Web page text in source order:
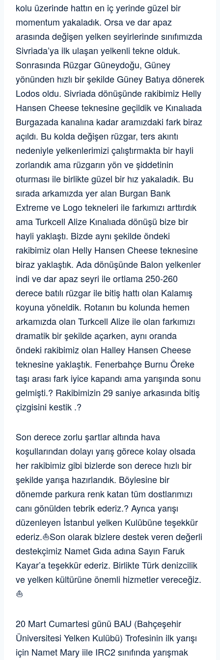
kolu üzerinde hattın en iç yerinde güzel bir
momentum yakaladık. Orsa ve dar apaz
arasında değişen yelken seyirlerinde sınıfımızda
Sivriada’ya ilk ulaşan yelkenli tekne olduk.
Sonrasında Rüzgar Güneydoğu, Güney
yönünden hızlı bir şekilde Güney Batıya dönerek
Lodos oldu. Sivriada dönüşünde rakibimiz Helly
Hansen Cheese teknesine geçildik ve Kınalıada
Burgazada kanalına kadar aramızdaki fark biraz
açıldı. Bu kolda değişen rüzgar, ters akıntı
nedeniyle yelkenlerimizi çalıştırmakta bir hayli
zorlandık ama rüzgarın yön ve şiddetinin
oturması ile birlikte güzel bir hız yakaladık. Bu
sırada arkamızda yer alan Burgan Bank
Extreme ve Logo tekneleri ile farkımızı arttırdık
ama Turkcell Alize Kınalıada dönüşü bize bir
hayli yaklaştı. Bizde aynı şekilde öndeki
rakibimiz olan Helly Hansen Cheese teknesine
biraz yaklaştık. Ada dönüşünde Balon yelkenler
indi ve dar apaz seyri ile ortlama 250-260
derece batılı rüzgar ile bitiş hattı olan Kalamış
koyuna yöneldik. Rotanın bu kolunda hemen
arkamızda olan Turkcell Alize ile olan farkımızı
dramatik bir şekilde açarken, aynı oranda
öndeki rakibimiz olan Halley Hansen Cheese
teknesine yaklaştık. Fenerbahçe Burnu Öreke
taşı arası fark iyice kapandı ama yarışında sonu
gelmişti.? Rakibimizin 29 saniye arkasında bitiş
çizgisini kestik .?
Son derece zorlu şartlar altında hava
koşullarından dolayı yarış görece kolay olsada
her rakibimiz gibi bizlerde son derece hızlı bir
şekilde yarışa hazırlandık. Böylesine bir
dönemde parkura renk katan tüm dostlarımızı
canı gönülden tebrik ederiz.? Ayrıca yarışı
düzenleyen İstanbul yelken Kulübüne teşekkür
ederiz.⛵️Son olarak bizlere destek veren değerli
destekçimiz Namet Gıda adına Sayın Faruk
Kayar’a teşekkür ederiz. Birlikte Türk denizcilik
ve yelken kültürüne önemli hizmetler vereceğiz.
⛵️
20 Mart Cumartesi günü BAU (Bahçeşehir
Üniversitesi Yelken Kulübü) Trofesinin ilk yarışı
için Namet Mary iile IRC2 sınıfında yarışmak